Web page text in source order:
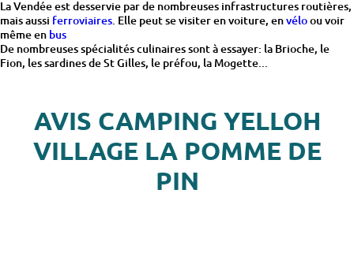
La Vendée est desservie par de nombreuses infrastructures routières,
mais aussi ferroviaires. Elle peut se visiter en voiture, envéloou voir
même en bus
De nombreuses spécialités culinaires sont à essayer: la Brioche, le
Fion, les sardines de St Gilles, le préfou, la Mogette...
AVIS CAMPING YELLOH
VILLAGE LA POMME DE
PIN